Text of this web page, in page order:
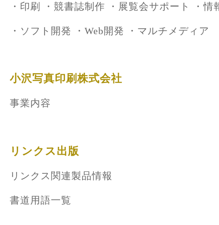
・印刷 ・競書誌制作 ・展覧会サポート ・情
・ソフト開発 ・Web開発 ・マルチメディア
小沢写真印刷株式会社
事業内容
リンクス出版
リンクス関連製品情報
書道用語一覧